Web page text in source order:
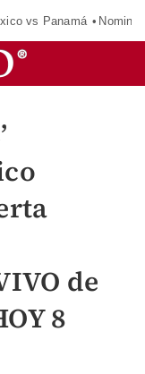
vs Panamá
de
8